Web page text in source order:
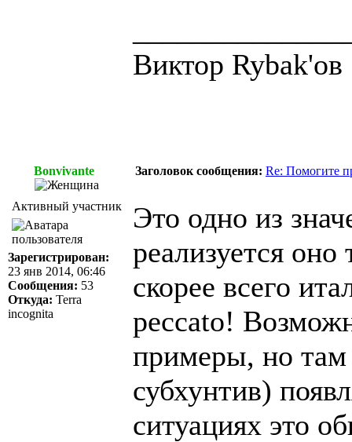
Виктор Rybak'ов
Bonvivante Заголовок сообщения: Re: Помогите
Активный участник
Зарегистрирован:
23 янв 2014, 06:46
Сообщения: 53
Откуда: Terra
incognita
Это одно из
реализуется
скорее всего
peccato!
примеры, но
субхунтив)
ситуациях это